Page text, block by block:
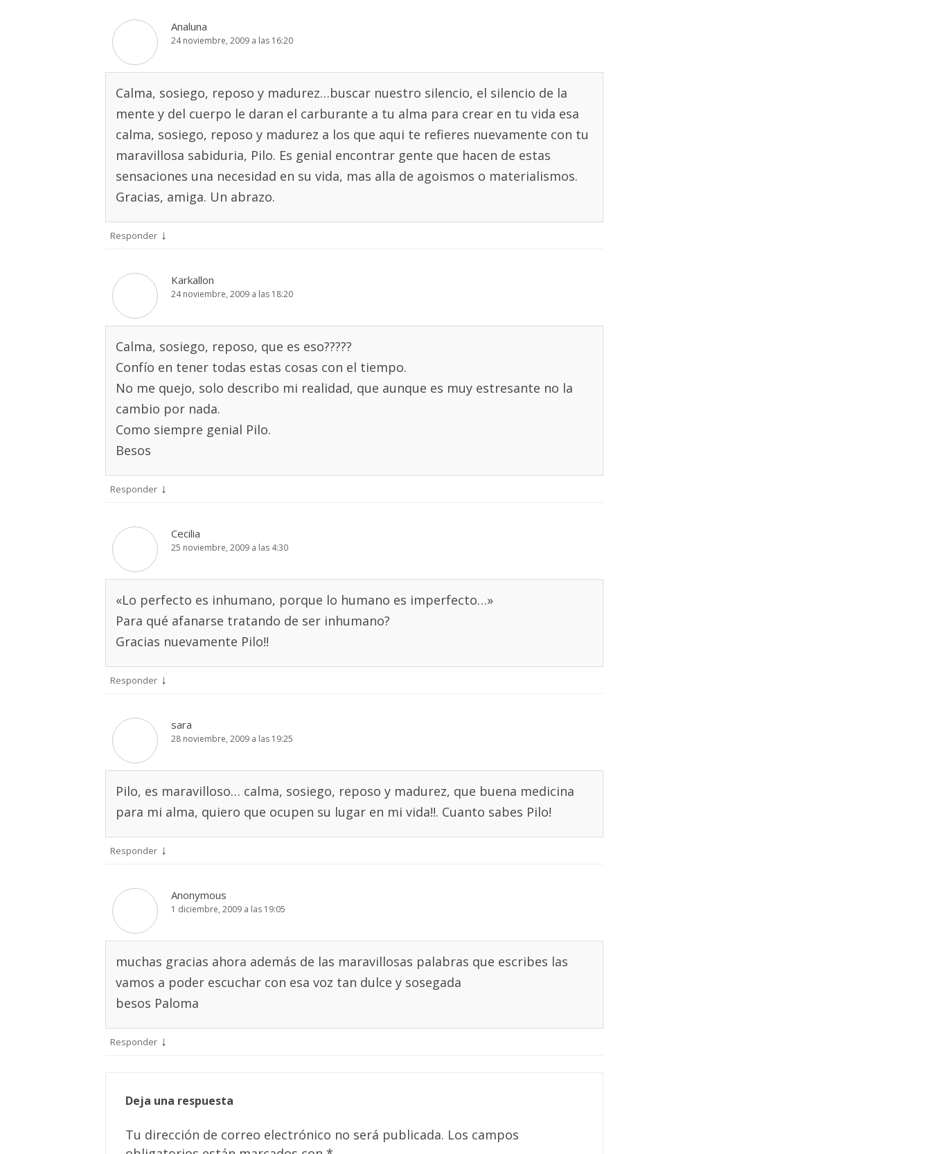
Analuna
24 noviembre, 2009 a las 16:20
Calma, sosiego, reposo y madurez…buscar nuestro silencio, el silencio de la
mente y del cuerpo le daran el carburante a tu alma para crear en tu vida esa
calma, sosiego, reposo y madurez a los que aqui te refieres nuevamente con tu
maravillosa sabiduria, Pilo. Es genial encontrar gente que hacen de estas
sensaciones una necesidad en su vida, mas alla de agoismos o materialismos.
Gracias, amiga. Un abrazo.
Responder ↓
Karkallon
24 noviembre, 2009 a las 18:20
Calma, sosiego, reposo, que es eso?????
Confío en tener todas estas cosas con el tiempo.
No me quejo, solo describo mi realidad, que aunque es muy estresante no la
cambio por nada.
Como siempre genial Pilo.
Besos
Responder ↓
Cecilia
25 noviembre, 2009 a las 4:30
«Lo perfecto es inhumano, porque lo humano es imperfecto…»
Para qué afanarse tratando de ser inhumano?
Gracias nuevamente Pilo!!
Responder ↓
sara
28 noviembre, 2009 a las 19:25
Pilo, es maravilloso… calma, sosiego, reposo y madurez, que buena medicina
para mi alma, quiero que ocupen su lugar en mi vida!!. Cuanto sabes Pilo!
Responder ↓
Anonymous
1 diciembre, 2009 a las 19:05
muchas gracias ahora además de las maravillosas palabras que escribes las
vamos a poder escuchar con esa voz tan dulce y sosegada
besos Paloma
Responder ↓
Deja una respuesta
Tu dirección de correo electrónico no será publicada. Los campos